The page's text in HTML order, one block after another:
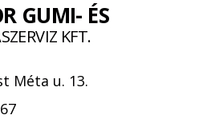
GUMI- ÉS
KFT.
Méta u. 13.